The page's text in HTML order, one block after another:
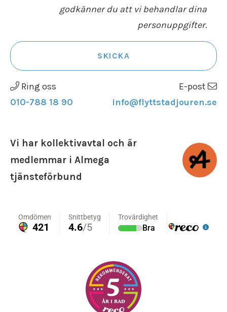
godkänner du att vi behandlar dina
personuppgifter.
SKICKA
Ring oss
010-788 18 90
E-post
info@flyttstadjouren.se
Vi har kollektivavtal och är
medlemmar i Almega
tjänsteförbund